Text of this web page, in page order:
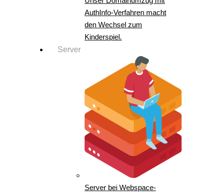
AuthInfo-Verfahren macht
den Wechsel zum
Kinderspiel.
Server
Server bei Webspace-